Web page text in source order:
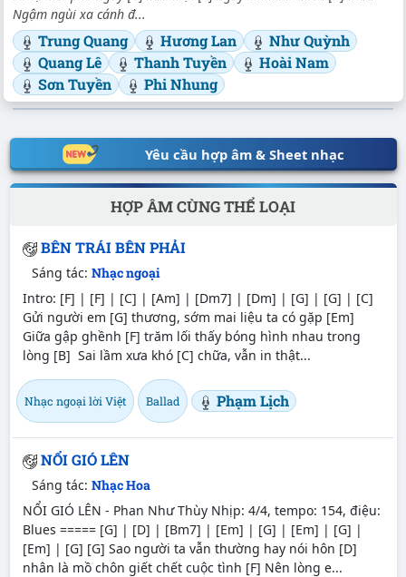
Ngậm ngùi xa cánh đ...
Trung Quang Hương Lan
Như Quỳnh
Quang Lê
Thanh Tuyền
Hoài Nam
Sơn Tuyền
Phi Nhung
Yêu cầu hợp âm & Sheet nhạc
HỢP ÂM CÙNG THỂ LOẠI
BÊN TRÁI BÊN PHẢI
Sáng tác: Nhạc ngoại
Intro: [F] | [F] | [C] | [Am] | [Dm7] | [Dm] | [G] | [G] | [C]
Gửi người em [G] thương, sớm mai liệu ta có gặp [Em]
Giữa gập ghềnh [F] trăm lối thấy bóng hình nhau trong
lòng [B] Sai lầm xưa khó [C] chữa, vẫn in thật...
Nhạc ngoại lời Việt Ballad Phạm Lịch
NỔI GIÓ LÊN
Sáng tác: Nhạc Hoa
NỔI GIÓ LÊN - Phan Như Thùy Nhịp: 4/4, tempo: 154, điệu:
Blues ===== [G] | [D] | [Bm7] | [Em] | [G] | [Em] | [G] |
[Em] | [G] [G] Sao người ta vẫn thường hay nói hôn [D]
nhân là mồ chôn giết chết cuộc tình [F] Nên lòng e...